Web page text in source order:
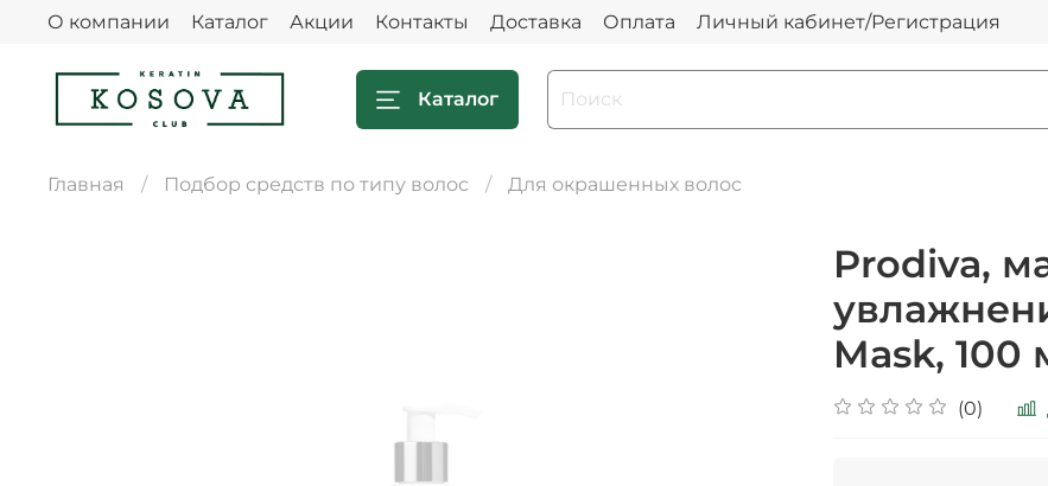
О компании Каталог Акции Контакты Доставка Оплата Личный кабинет/Регистрация
Каталог
Главная Подбор средств по типу волос Для окрашенных волос
Prodiva,
Mask, 100
(0)